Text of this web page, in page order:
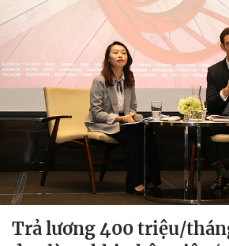
Trả lương 400 triệu/